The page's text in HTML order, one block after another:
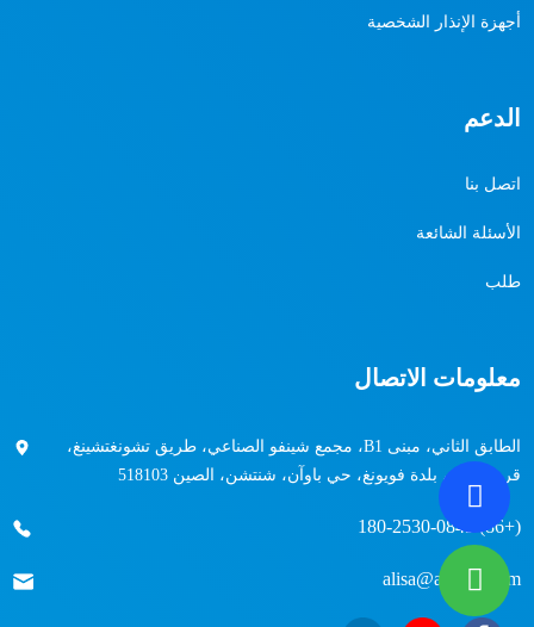
أجهزة الإنذار الشخصية
الدعم
اتصل بنا
الأسئلة الشائعة
طلب
معلومات الاتصال
الطابق الثاني، مبنى B1، مجمع شينفو الصناعي، طريق تشونغتشينغ،
قرية هيبينغ، بلدة فويونغ، حي باوآن، شنتشن، الصين 518103
(+86) 180-2530-0849
alisa@airuize.com